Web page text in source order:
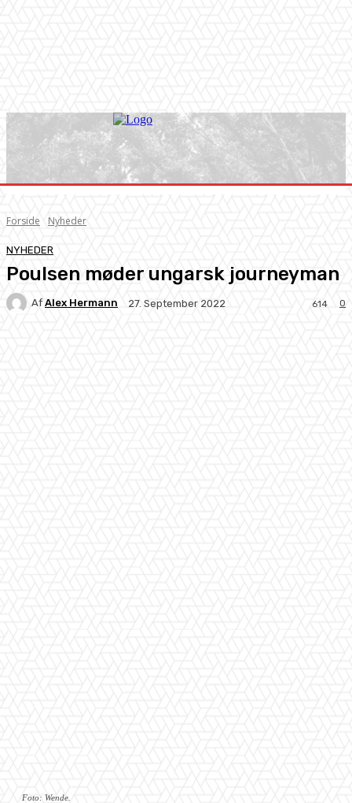
Forside Nyheder
NYHEDER
Poulsen møder ungarsk journeyman
Af Alex Hermann 27. September 2022 0
614
Foto: Wende.